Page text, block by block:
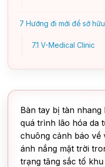
7 Hướng đi mới để sở
7.1 V-Medical Clinic
Bàn tay bị tàn
quá trình lão hóa da
chuông cảnh báo về
ánh nắng mặt trời
trạng tăng sắc tố